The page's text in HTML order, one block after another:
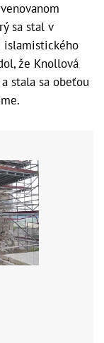
sa stal v
islamistického
že Knollová
stala sa obeťou